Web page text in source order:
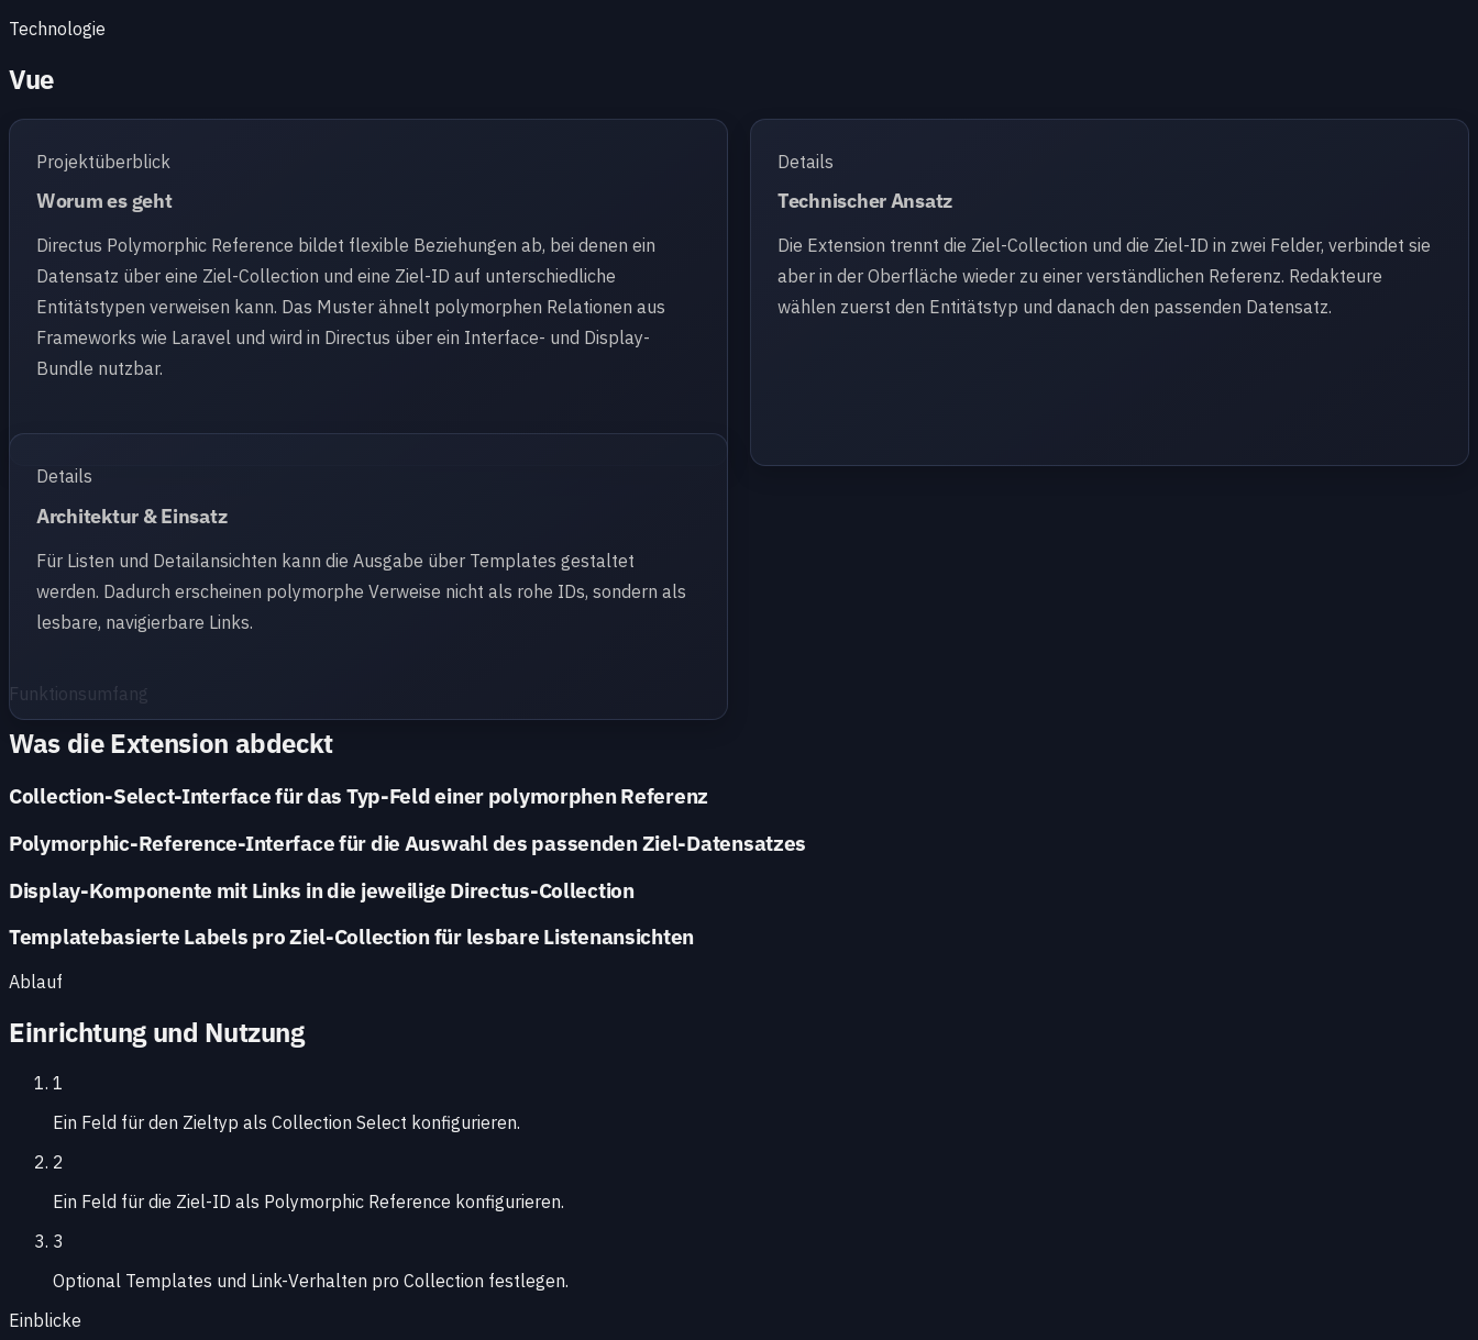
Technologie
Vue
Projektüberblick
Worum es geht
Directus Polymorphic Reference bildet flexible Beziehungen ab, bei denen ein
Datensatz über eine Ziel-Collection und eine Ziel-ID auf unterschiedliche
Entitätstypen verweisen kann. Das Muster ähnelt polymorphen Relationen aus
Frameworks wie Laravel und wird in Directus über ein Interface- und Display-
Bundle nutzbar.
Details
Technischer Ansatz
Die Extension trennt die Ziel-Collection und die Ziel-ID in zwei Felder, verbindet sie
aber in der Oberfläche wieder zu einer verständlichen Referenz. Redakteure
wählen zuerst den Entitätstyp und danach den passenden Datensatz.
Details
Architektur & Einsatz
Für Listen und Detailansichten kann die Ausgabe über Templates gestaltet
werden. Dadurch erscheinen polymorphe Verweise nicht als rohe IDs, sondern als
lesbare, navigierbare Links.
Funktionsumfang
Was die Extension abdeckt
Collection-Select-Interface für das Typ-Feld einer polymorphen Referenz
Polymorphic-Reference-Interface für die Auswahl des passenden Ziel-Datensatzes
Display-Komponente mit Links in die jeweilige Directus-Collection
Templatebasierte Labels pro Ziel-Collection für lesbare Listenansichten
Ablauf
Einrichtung und Nutzung
1
Ein Feld für den Zieltyp als Collection Select konfigurieren.
2
Ein Feld für die Ziel-ID als Polymorphic Reference konfigurieren.
3
Optional Templates und Link-Verhalten pro Collection festlegen.
Einblicke